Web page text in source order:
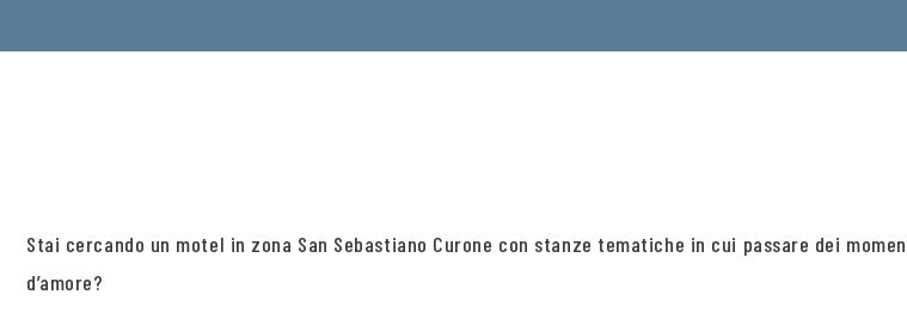
Stai cercando un motel in zona San Sebastiano Curone con stanze tematiche in cui passare dei
d’amore?